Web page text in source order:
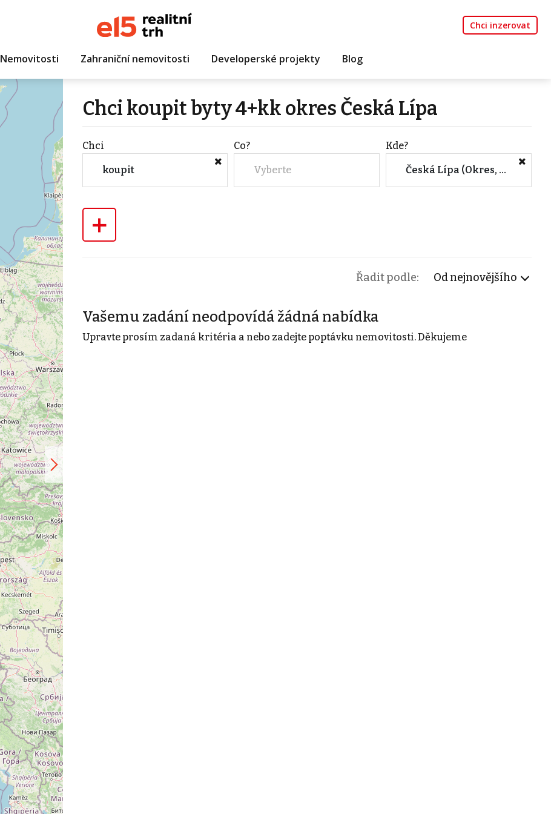
Chci inzerovat
Nemovitosti Zahraniční nemovitosti Developerské projekty Blog
Chci koupit byty 4+kk okres Česká Lípa
Chci
koupit
Co?
Vyberte
Kde?
Česká Lípa (Okres, Liberecký kraj)
+
Řadit podle: Od nejnovějšího
Vašemu zadání neodpovídá žádná nabídka
Upravte prosím zadaná kritéria a nebo zadejte poptávku nemovitosti. Děkujeme